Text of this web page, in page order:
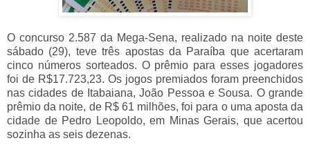
O concurso 2.587 da Mega-Sena, realizado na noite deste
sábado (29), teve três apostas da Paraíba que acertaram
cinco números sorteados. O prêmio para esses jogadores
foi de R$17.723,23. Os jogos premiados foram preenchidos
nas cidades deItabaiana, João Pessoae Sousa. O grande
prêmio da noite, de R$ 61 milhões, foi para o uma aposta da
cidade de Pedro Leopoldo, em Minas Gerais, que acertou
sozinha as seis dezenas.